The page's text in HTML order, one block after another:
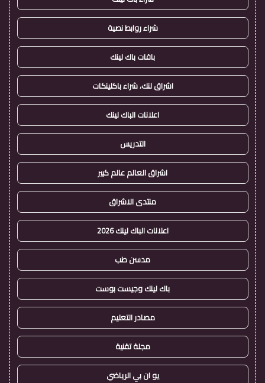
شراء روابط نصية
باقات باك لينك
اشراق لنك، شراء باكلينكات
اعلانات الباك لينك
التدريس
اشراق العالم عالم كبير
منتدى الاشراق
اعلانات الباك لينك 2026
مدسن طب
باك لينك وجيست بوست
مصادر التعليم
مجلة تقنية
يو ان بي الرياضي